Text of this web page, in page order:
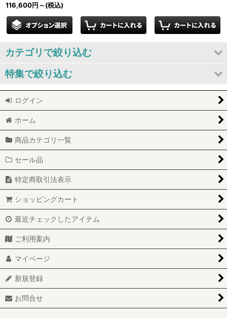
116,600円～(税込)
カテゴリで絞り込む
プロフェム シャンプー&コンディショナー
ハグパップ
KERRY
グルーミング用品
プロフェム新規導入セット
特集で絞り込む
セール品
訳あり商品
新商品
コロナに負けない応援
コロナ対策
アウトレット
限定販売
シザー・研ぎ
研修
ログイン
ホーム
商品カテゴリ一覧
セール品
特定商取引法表示
ショッピングカート
最近チェックしたアイテム
ご利用案内
マイページ
新規登録
お問合せ